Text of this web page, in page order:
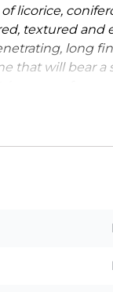
licorice,
textured
long
that will bear